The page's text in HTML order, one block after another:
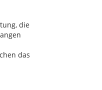
die
das